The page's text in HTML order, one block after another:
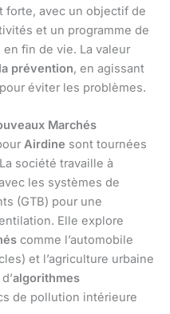
forte, avec un objectif de
et un programme de
fin de vie. La valeur
prévention, en agissant
éviter les problèmes.
Marchés
Airdine sont tournées
société travaille à
les systèmes de
(GTB) pour une
Elle explore
comme l’automobile
et l’agriculture urbaine
algorithmes
de pollution intérieure